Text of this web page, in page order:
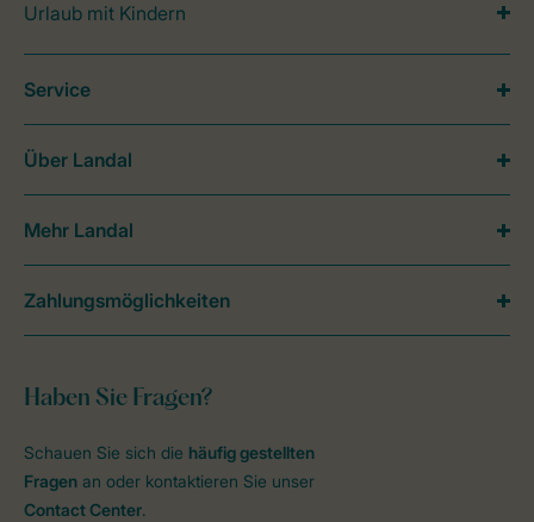
Urlaub mit Kindern
Haben Sie Fragen?
Schauen Sie sich die häufig gestellten
Fragen an oder kontaktieren Sie unser
Contact Center.
Service
Über Landal
Mehr Landal
Zahlungsmöglichkeiten